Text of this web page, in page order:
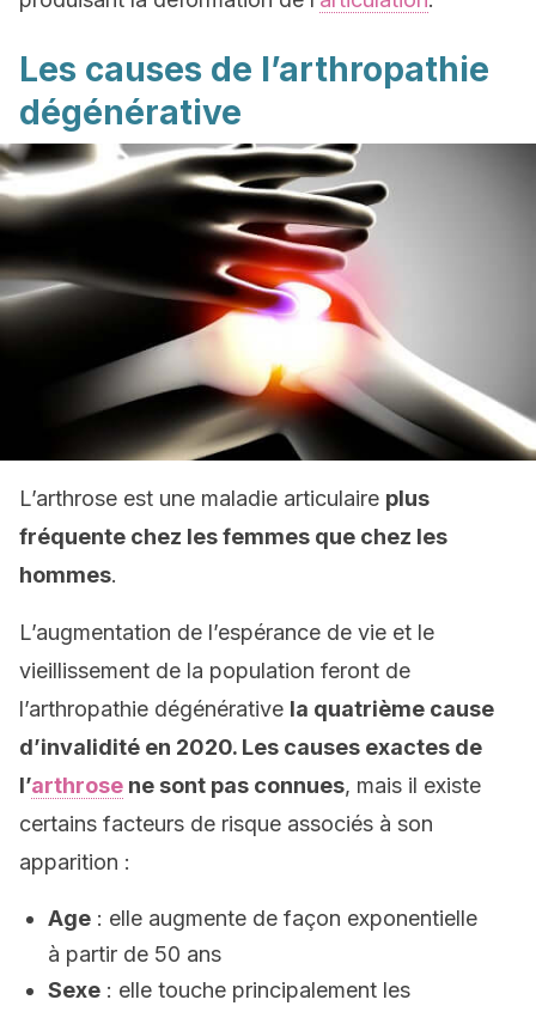
Les causes de l’arthropathie
dégénérative
L’arthrose est une maladie articulaire plus
fréquente chez les femmes que chez les
hommes.
L’augmentation de l’espérance de vie et le
vieillissement de la population feront de
l’arthropathie dégénérative la quatrième cause
d’invalidité en 2020. Les causes exactes de
l’arthrose ne sont pas connues, mais il existe
certains facteurs de risque associés à son
apparition :
Age : elle augmente de façon exponentielle
à partir de 50 ans
Sexe : elle touche principalement les